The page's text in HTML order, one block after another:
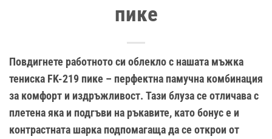
пике
Повдигнете работното си облекло с нашата мъжка
тениска FK-219 пике – перфектна памучна комбинация
за комфорт и издръжливост. Тази блуза се отличава с
плетена яка и подгъви на ръкавите, като бонус е и
контрастната шарка подпомагаща да се открои от